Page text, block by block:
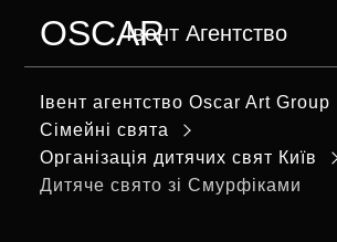
OSCARІвент Агентство
Iвент агентство Оscar Art Group
Сімейні свята
Організація дитячих свят Київ
Дитяче свято зі Смурфіками